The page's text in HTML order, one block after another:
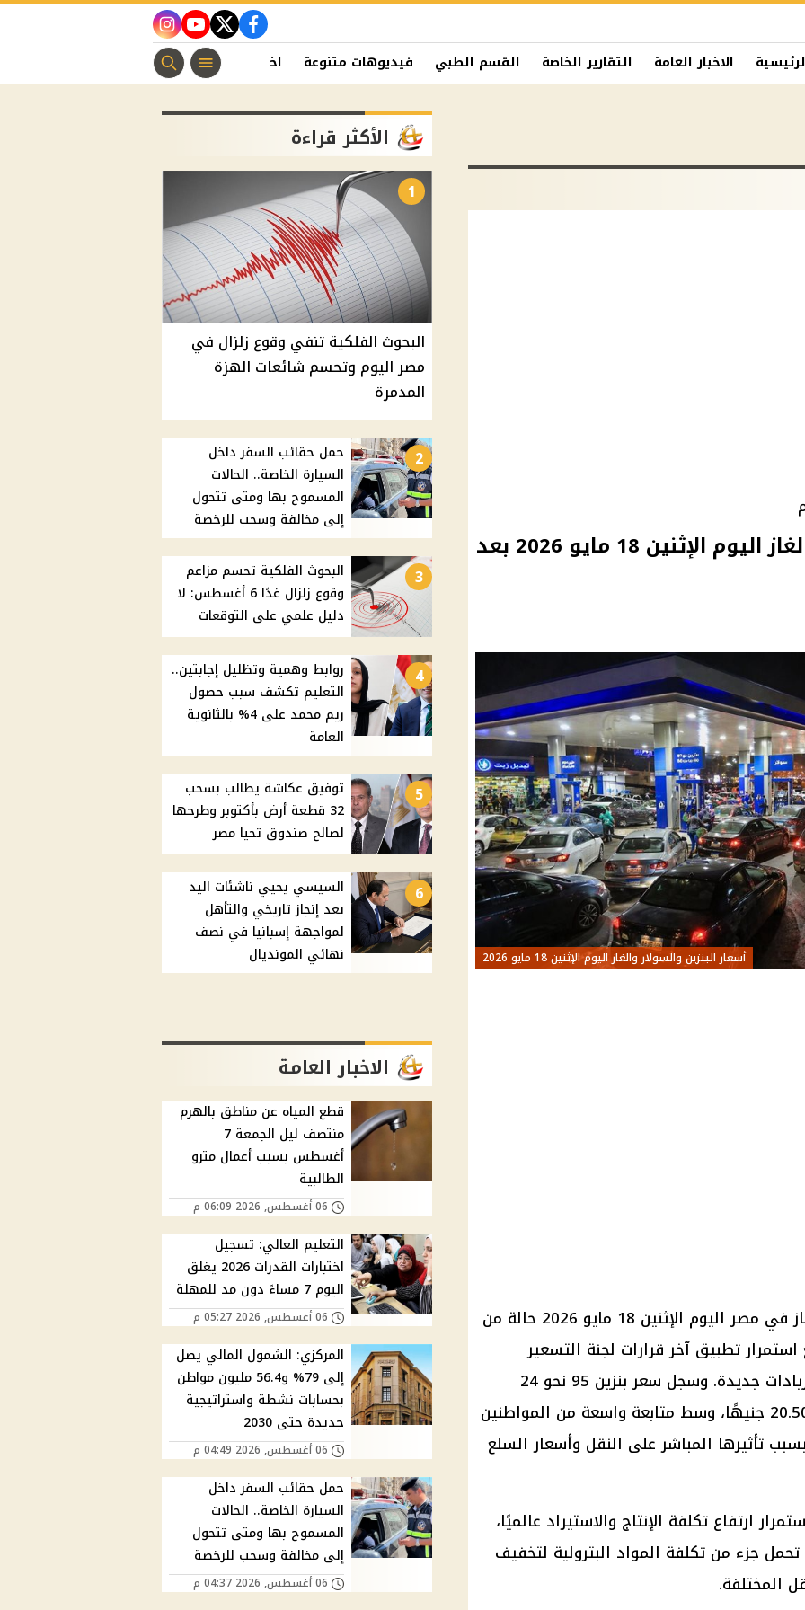
facebook
twitter
youtube
instagram
الاخبار العامة التقارير الخاصة القسم الطبي فيديوهات متنوعة اخبار الفن منوعات مسيحية
أسعار البنزين والسولار والغاز اليوم الإثنين 18 مايو 2026 بعد
أسعار البنزين والسولار والغاز اليوم الإثنين 18 مايو 2026
تشهد أسعار البنزين والسولار والغاز في مصر اليوم الإثنين 18 مايو 2026 حالة من
تطبيق آخر قرارات لجنة التسعير
التلقائي للمواد البترولية دون أي زيادات جديدة. وسجل سعر بنزين 95 نحو 24
جنيهًا للتر، بينما بلغ سعر السولار 20.50 جنيهًا، وسط متابعة واسعة من المواطنين
تأثيرها المباشر على النقل وأسعار السلع
ارتفاع تكلفة الإنتاج والاستيراد عالميًا،
جزء من تكلفة المواد البترولية لتخفيف
المختلفة.
الأكثر قراءة
1
البحوث الفلكية تنفي وقوع زلزال في
مصر اليوم وتحسم شائعات الهزة
المدمرة
2
حمل حقائب السفر داخل
السيارة الخاصة.. الحالات
المسموح بها ومتى تتحول
إلى مخالفة وسحب للرخصة
3
البحوث الفلكية تحسم مزاعم
وقوع زلزال غدًا 6 أغسطس: لا
دليل علمي على التوقعات
4
روابط وهمية وتظليل إجابتين..
التعليم تكشف سبب حصول
ريم محمد على 4% بالثانوية
العامة
5
توفيق عكاشة يطالب بسحب
32 قطعة أرض بأكتوبر وطرحها
لصالح صندوق تحيا مصر
6
السيسي يحيي ناشئات اليد
بعد إنجاز تاريخي والتأهل
لمواجهة إسبانيا في نصف
نهائي المونديال
الاخبار العامة
قطع المياه عن مناطق بالهرم
منتصف ليل الجمعة 7
أغسطس بسبب أعمال مترو
الطالبية
06 أغسطس, 2026 06:09 م
التعليم العالي: تسجيل
اختبارات القدرات 2026 يغلق
اليوم 7 مساءً دون مد للمهلة
06 أغسطس, 2026 05:27 م
المركزي: الشمول المالي يصل
إلى 79% و56.4 مليون مواطن
بحسابات نشطة واستراتيجية
جديدة حتى 2030
06 أغسطس, 2026 04:49 م
حمل حقائب السفر داخل
السيارة الخاصة.. الحالات
المسموح بها ومتى تتحول
إلى مخالفة وسحب للرخصة
06 أغسطس, 2026 04:37 م